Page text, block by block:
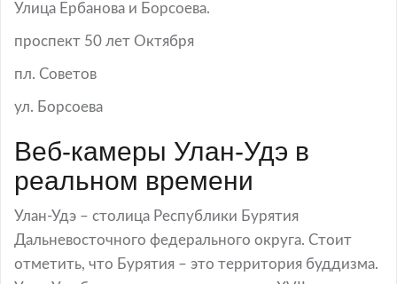
Улица Ербанова и Борсоева.
проспект 50 лет Октября
пл. Советов
ул. Борсоева
Веб-камеры Улан-Удэ в
реальном времени
Улан-Удэ – столица Республики Бурятия
Дальневосточного федерального округа. Стоит
отметить, что Бурятия – это территория буддизма.